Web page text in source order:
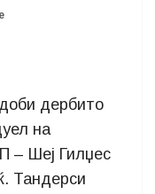
дербито
на
– Шеј Гилџес
Тандерси